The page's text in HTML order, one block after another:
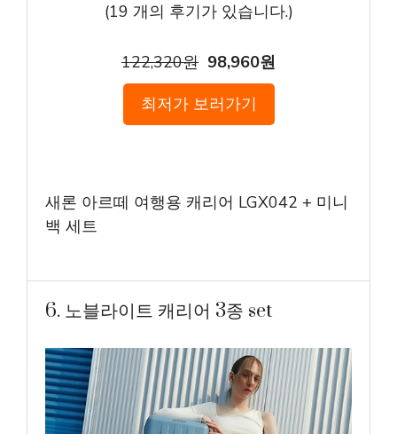
(19 개의 후기가 있습니다.)
122,320원 98,960원
최저가 보러가기
새론 아르떼 여행용 캐리어 LGX042 + 미니
백 세트
6. 노블라이트 캐리어 3종 set